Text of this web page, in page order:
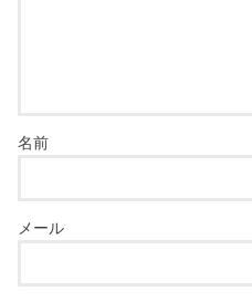
名前
メール